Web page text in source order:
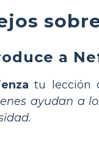
a
tu lección
ayudan a